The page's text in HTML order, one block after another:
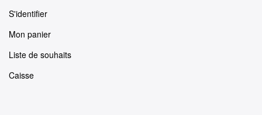
S'identifier
Mon panier
Liste de souhaits
Caisse